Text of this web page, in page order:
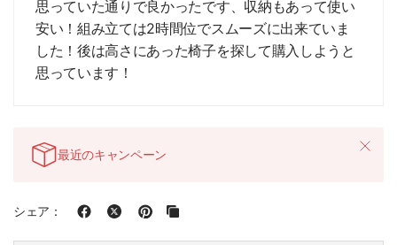
思っていた通りで良かったです、収納もあって使い
安い！組み立ては2時間位でスムーズに出来ていま
した！後は高さにあった椅子を探して購入しようと
思っています！
最近のキャンペーン
シェア：